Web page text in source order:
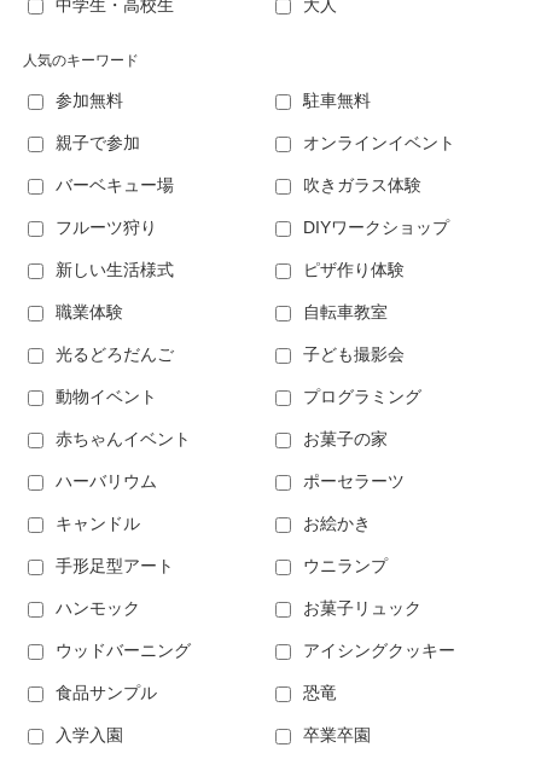
中学生・高校生 大人
人気のキーワード
参加無料 駐車無料
親子で参加 オンラインイベント
バーベキュー場 吹きガラス体験
フルーツ狩り DIYワークショップ
新しい生活様式 ピザ作り体験
職業体験 自転車教室
光るどろだんご 子ども撮影会
動物イベント プログラミング
赤ちゃんイベント お菓子の家
ハーバリウム ポーセラーツ
キャンドル お絵かき
手形足型アート ウニランプ
ハンモック お菓子リュック
ウッドバーニング アイシングクッキー
食品サンプル 恐竜
入学入園 卒業卒園